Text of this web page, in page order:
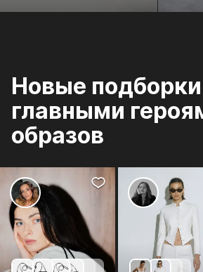
Новые
главными
образов